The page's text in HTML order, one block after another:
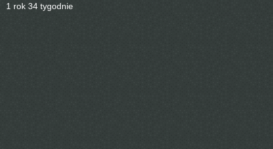
1 rok 34 tygodnie